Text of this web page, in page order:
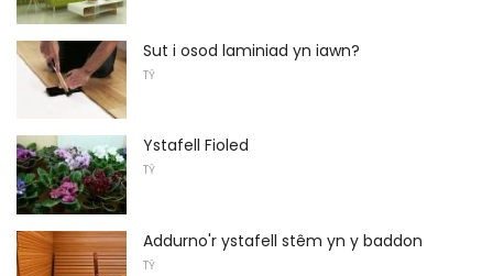
Sut i osod laminiad yn iawn?
TŶ
Ystafell Fioled
TŶ
Addurno'r ystafell stêm yn y baddon
TŶ